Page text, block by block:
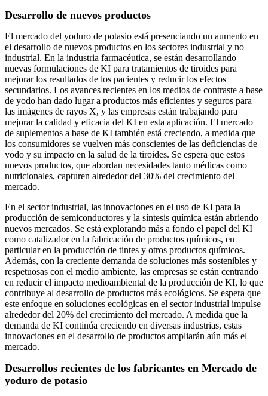
Desarrollo de nuevos productos
El mercado del yoduro de potasio está presenciando un aumento en
el desarrollo de nuevos productos en los sectores industrial y no
industrial. En la industria farmacéutica, se están desarrollando
nuevas formulaciones de KI para tratamientos de tiroides para
mejorar los resultados de los pacientes y reducir los efectos
secundarios. Los avances recientes en los medios de contraste a base
de yodo han dado lugar a productos más eficientes y seguros para
las imágenes de rayos X, y las empresas están trabajando para
mejorar la calidad y eficacia del KI en esta aplicación. El mercado
de suplementos a base de KI también está creciendo, a medida que
los consumidores se vuelven más conscientes de las deficiencias de
yodo y su impacto en la salud de la tiroides. Se espera que estos
nuevos productos, que abordan necesidades tanto médicas como
nutricionales, capturen alrededor del 30% del crecimiento del
mercado.
En el sector industrial, las innovaciones en el uso de KI para la
producción de semiconductores y la síntesis química están abriendo
nuevos mercados. Se está explorando más a fondo el papel del KI
como catalizador en la fabricación de productos químicos, en
particular en la producción de tintes y otros productos químicos.
Además, con la creciente demanda de soluciones más sostenibles y
respetuosas con el medio ambiente, las empresas se están centrando
en reducir el impacto medioambiental de la producción de KI, lo que
contribuye al desarrollo de productos más ecológicos. Se espera que
este enfoque en soluciones ecológicas en el sector industrial impulse
alrededor del 20% del crecimiento del mercado. A medida que la
demanda de KI continúa creciendo en diversas industrias, estas
innovaciones en el desarrollo de productos ampliarán aún más el
mercado.
Desarrollos recientes de los fabricantes en Mercado de
yoduro de potasio